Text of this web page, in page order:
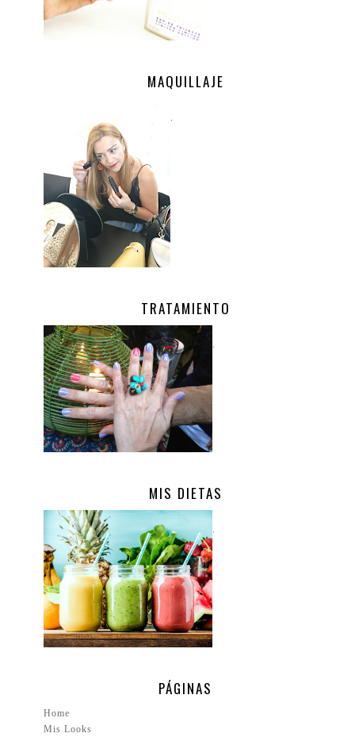
MAQUILLAJE
.
TRATAMIENTO
.
MIS DIETAS
.
PÁGINAS
Home
Mis Looks